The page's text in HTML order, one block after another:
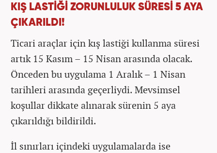
KIŞ LASTİĞİ ZORUNLULUK SÜRESİ 5 AYA
ÇIKARILDI!
Ticari araçlar için kış lastiği kullanma süresi
artık 15 Kasım – 15 Nisan arasında olacak.
Önceden bu uygulama 1 Aralık – 1 Nisan
tarihleri arasında geçerliydi. Mevsimsel
koşullar dikkate alınarak sürenin 5 aya
çıkarıldığı bildirildi.
İl sınırları içindeki uygulamalarda ise